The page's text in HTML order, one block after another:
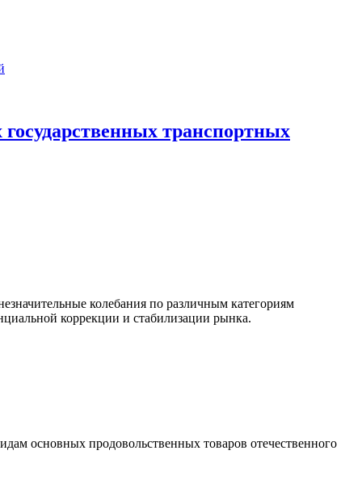
транспортных
колебания по различным категориям
коррекции и стабилизации рынка.
основных продовольственных товаров отечественного